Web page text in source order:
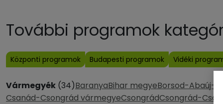
További programok
Központi programok Budapesti programok Vidéki
Vármegyék (34)BaranyaBihar megyeBorsod-Abaúj-
Csanád-Csongrád vármegyeCsongrádCsongrád-